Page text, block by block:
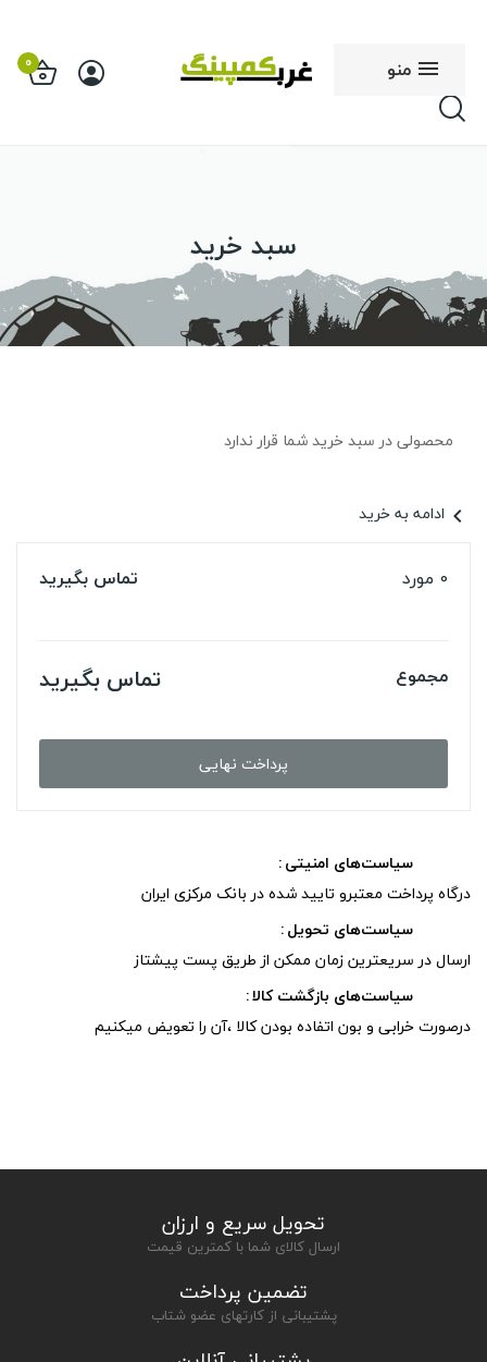
منو 0
سبد خرید
محصولی در سبد خرید شما قرار ندارد
chevron_left ادامه به خرید
0 مورد تماس بگیرید
مجموع تماس بگیرید
پرداخت نهایی
سیاست‌های امنیتی
درگاه پرداخت معتبرو تایید شده در بانک مرکزی ایران
سیاست‌های تحویل
ارسال در سریعترین زمان ممکن از طریق پست پیشتاز
سیاست‌های بازگشت کالا
درصورت خرابی و بون اتفاده بودن کالا ،آن را تعویض میکنیم
تحویل سریع و ارزان
ارسال کالای شما با کمترین قیمت
تضمین پرداخت
پشتیبانی از کارتهای عضو شتاب